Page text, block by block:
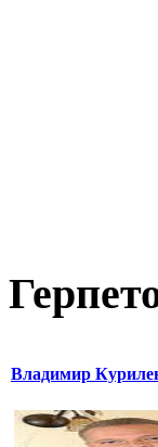
Владимир